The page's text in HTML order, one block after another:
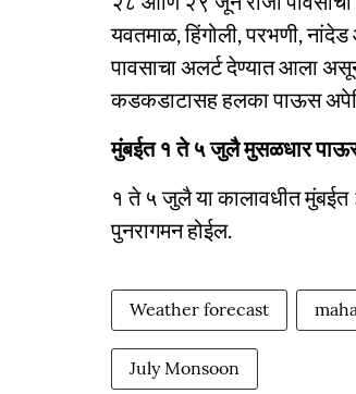
यवतमाळ, हिंगोली, परभणी,
पावसाचा अलर्ट देण्यात आला
कडकडाटासह हलका पाऊस
मुंबईत १ ते ५ जुलै मुसळधार
१ ते ५ जुलै या कालावधीत मुंबईत
पुनरागमन होईल.
Weather forecast
July Monsoon